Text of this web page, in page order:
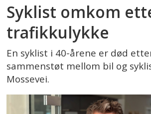
Syklist omkom
trafikkulykke
En syklist i 40-årene er død
sammenstøt mellom bil og
Mossevei.